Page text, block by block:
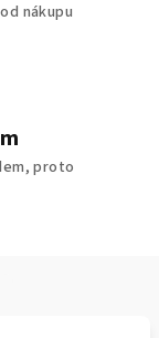
nákupu
proto